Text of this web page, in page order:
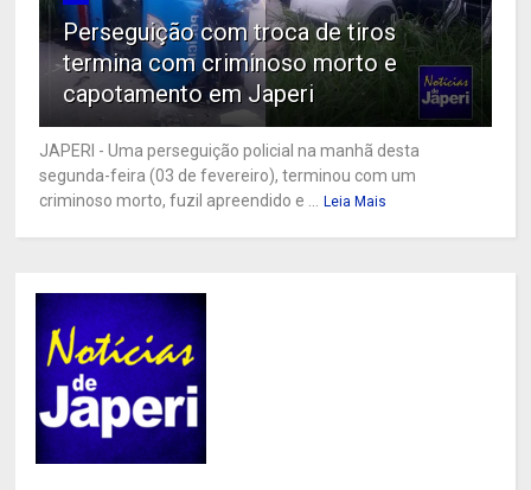
Perseguição com troca de tiros
termina com criminoso morto e
capotamento em Japeri
JAPERI - Uma perseguição policial na manhã desta
segunda-feira (03 de fevereiro), terminou com um
criminoso morto, fuzil apreendido e ... Leia Mais